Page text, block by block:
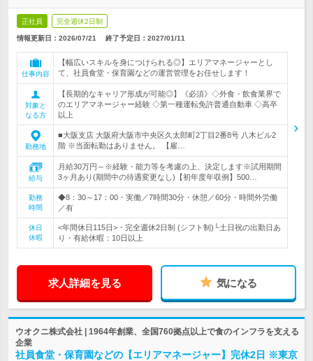
正社員 完全週休2日制
情報更新日：2026/07/21 終了予定日： 2027/01/11
仕事内容
【幅広いスキルを身につけられる◎】エリアマネージャーとし
て、社員食堂・保育園などの運営管理をお任せします！
対象と
なる方
【長期的なキャリア形成が可能◎】《必須》◇外食・飲食業界で
のエリアマネージャー経験 ◇第一種運転免許普通自動車 ◇高卒
以上
勤務地
■大阪支店 大阪府大阪市中央区久太郎町2丁目2番8号 八木ビル2
階 ※当面転勤はありません。 【雇…
給与
月給30万円～※経験・能力等を考慮の上、決定します※試用期間
3ヶ月あり(期間中の待遇変更なし)【初年度年収例】500…
勤務
時間
◆8：30～17：00・実働／7時間30分・休憩／60分・時間外労働
／有
休日
休暇
<年間休日115日>・完全週休2日制 (シフト制)└土日祝の出勤日あ
り・有給休暇：10日以上
求人詳細を見る 気になる
ウオクニ株式会社 | 1964年創業、全国760拠点以上で食のインフラを支える
企業
社員食堂・保育園などの【エリアマネージャー】完休2日 ※東京